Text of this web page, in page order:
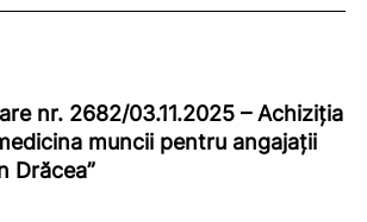
nr. 2682/03.11.2025–Achiziţia
muncii pentru angajaţii
Drăcea”